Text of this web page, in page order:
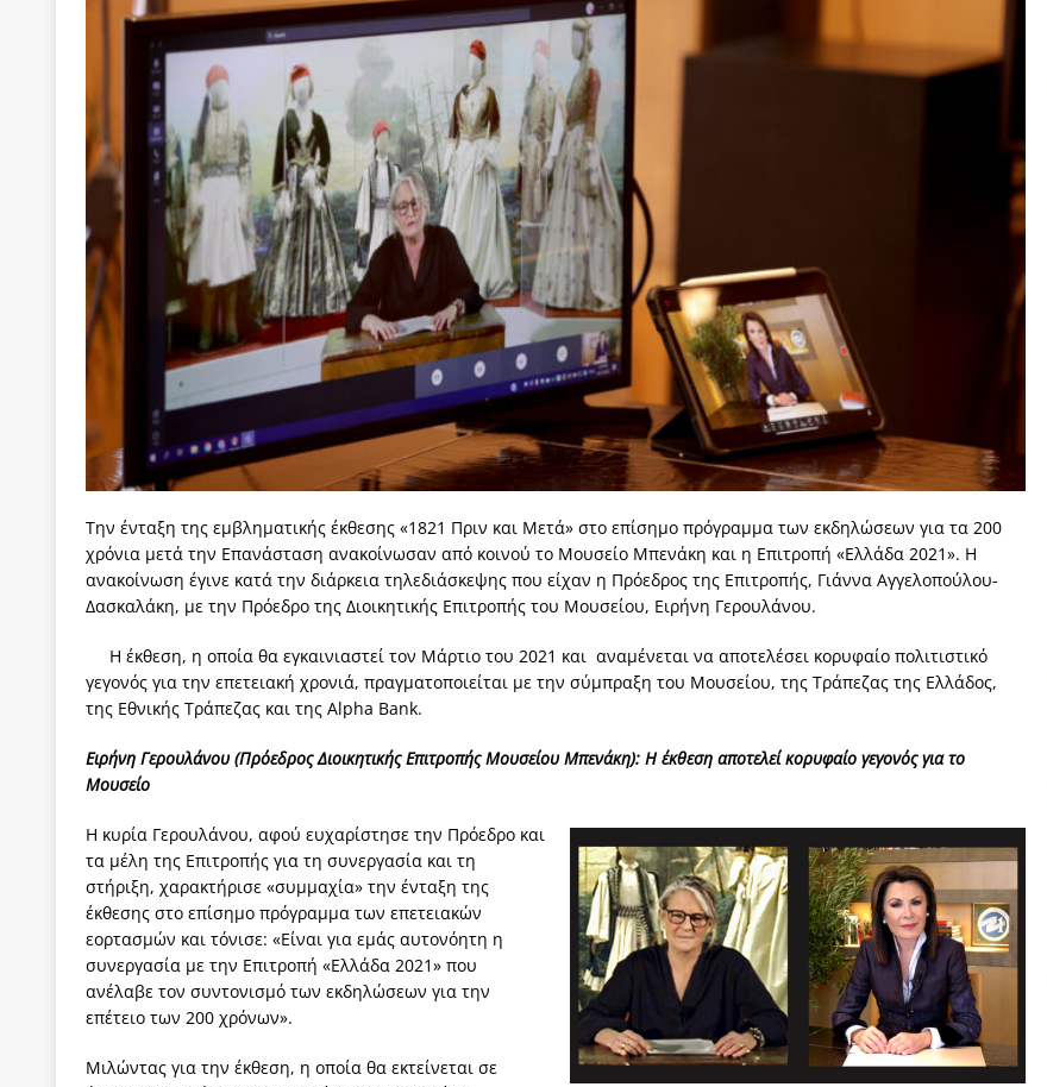
[ 22 Μαΐου 2020 ] Μακάριος Λαζαρίδης: Έργο!
ΠΡΟΣΩΠΟΓΡΑΦΙΕΣ
[ 6 Αυγούστου 2026 ]
Το μεγάλο «ριφιφί» του Ταμείου Ανάκαμψης: Κυβερνητική απληστία και αντιπολιτευτική αφασία
ΑΠΟΨΕΙΣ
[ 6 Αυγούστου 2026 ]
22 πρώην στελέχη της «Ελπίδας» καταγγέλουν “ένα συγκεντρωτικό μοντέλο αποφάσεων από
ελάχιστα πρόσωπα, με λογικές “αυλών”, μηχανισμών και παρασκηνιακών ανταγωνισμών”
[ 6 Αυγούστου 2026 ] Δόμνα Μιχαηλίδου: Αξιοπρέπεια
ΠΡΟΒΟΛΕΣ
[ 6 Αυγούστου 2026 ] Η δημοκρατία της διαχείρισης τελειώνει
ΠΑΡΕΜΒΑΣΕΙΣ
[ 5 Αυγούστου 2026 ] Κυριάκος Μητσοτάκης: Αναλγησίες
ΠΡΟΒΟΛΕΣ
[ 4 Αυγούστου 2026 ] Θα ανήκεις όπου ανήκει το νερό
ΑΝΑΓΝΩΣΕΙΣ
[ 4 Αυγούστου 2026 ]
Η γενεαλογία του φασισμού: από τον Αντιδιαφωτισμό στον ψηφιακό Κοινωνικό Δαρβινισμό
ΠΑΡΕΜΒΑΣΕΙΣ
[ 4 Αυγούστου 2026 ]
Εφημερίδα «Εστία»: Όταν η δημοσιογραφία βάζει τα χέρια της και βγάζει τα μάτια της
ΑΠΟΨΕΙΣ
[ 4 Αυγούστου 2026 ]
Η συμφωνία πυρηνικής συνεργασίας ΗΠΑ-Σαουδικής Αραβίας
[ 4 Αυγούστου 2026 ] Τα γεγονότα της Τηλλυρίας και το Σχέδιο Άτσεσον
ΑΠΟΨΕΙΣ
[ 4 Αυγούστου 2026 ]
Tηλεοπτικοί “Mega-Fiers”…
ΑΠΟΨΕΙΣ
[ 4 Αυγούστου 2026 ] Ο Ιωάννης Μεταξάς και η 4η Αυγούστου: Πώς ένας αποτυχημένος κοινοβουλευτικός έγινε
δικτάτορας
ΕΠΙΛΟΓΕΣ
[ 3 Αυγούστου 2026 ] Η ελευθεροτυπία δεν απειλείται και δεν εκβιάζεται
ΠΑΡΕΜΒΑΣΕΙΣ
των δύο κομμάτων και όχι Ανδρουλάκη -Τσίπρα.
ΑΠΟΨΕΙΣ
Την ένταξη της εμβληματικής έκθεσης «1821 Πριν και Μετά» στο επίσημο πρόγραμμα των εκδηλώσεων για τα 200
χρόνια μετά την Επανάσταση ανακοίνωσαν από κοινού το Μουσείο Μπενάκη και η Επιτροπή «Ελλάδα 2021». Η
ανακοίνωση έγινε κατά την διάρκεια τηλεδιάσκεψης που είχαν η Πρόεδρος της Επιτροπής, Γιάννα Αγγελοπούλου-
Δασκαλάκη, με την Πρόεδρο της Διοικητικής Επιτροπής του Μουσείου, Ειρήνη Γερουλάνου.
Η έκθεση, η οποία θα εγκαινιαστεί τον Μάρτιο του 2021 και αναμένεται να αποτελέσει κορυφαίο πολιτιστικό
γεγονός για την επετειακή χρονιά, πραγματοποιείται με την σύμπραξη του Μουσείου, της Τράπεζας της Ελλάδος,
της Εθνικής Τράπεζας και της Alpha Bank.
Ειρήνη Γερουλάνου (Πρόεδρος Διοικητικής Επιτροπής Μουσείου Μπενάκη): Η έκθεση αποτελεί κορυφαίο γεγονός για το
Μουσείο
Η κυρία Γερουλάνου, αφού ευχαρίστησε την Πρόεδρο και
τα μέλη της Επιτροπής για τη συνεργασία και τη
στήριξη, χαρακτήρισε «συμμαχία» την ένταξη της
έκθεσης στο επίσημο πρόγραμμα των επετειακών
εορτασμών και τόνισε: «Είναι για εμάς αυτονόητη η
συνεργασία με την Επιτροπή «Ελλάδα 2021» που
ανέλαβε τον συντονισμό των εκδηλώσεων για την
επέτειο των 200 χρόνων».
Μιλώντας για την έκθεση, η οποία θα εκτείνεται σε